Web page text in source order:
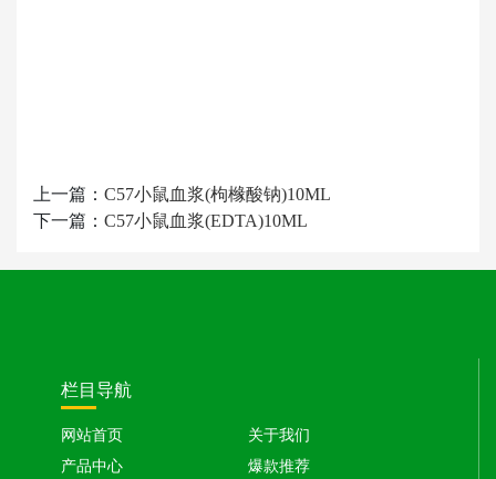
上一篇： C57小鼠血浆(枸橼酸钠)10ML
下一篇： C57小鼠血浆(EDTA)10ML
栏目导航
网站首页
关于我们
产品中心
爆款推荐